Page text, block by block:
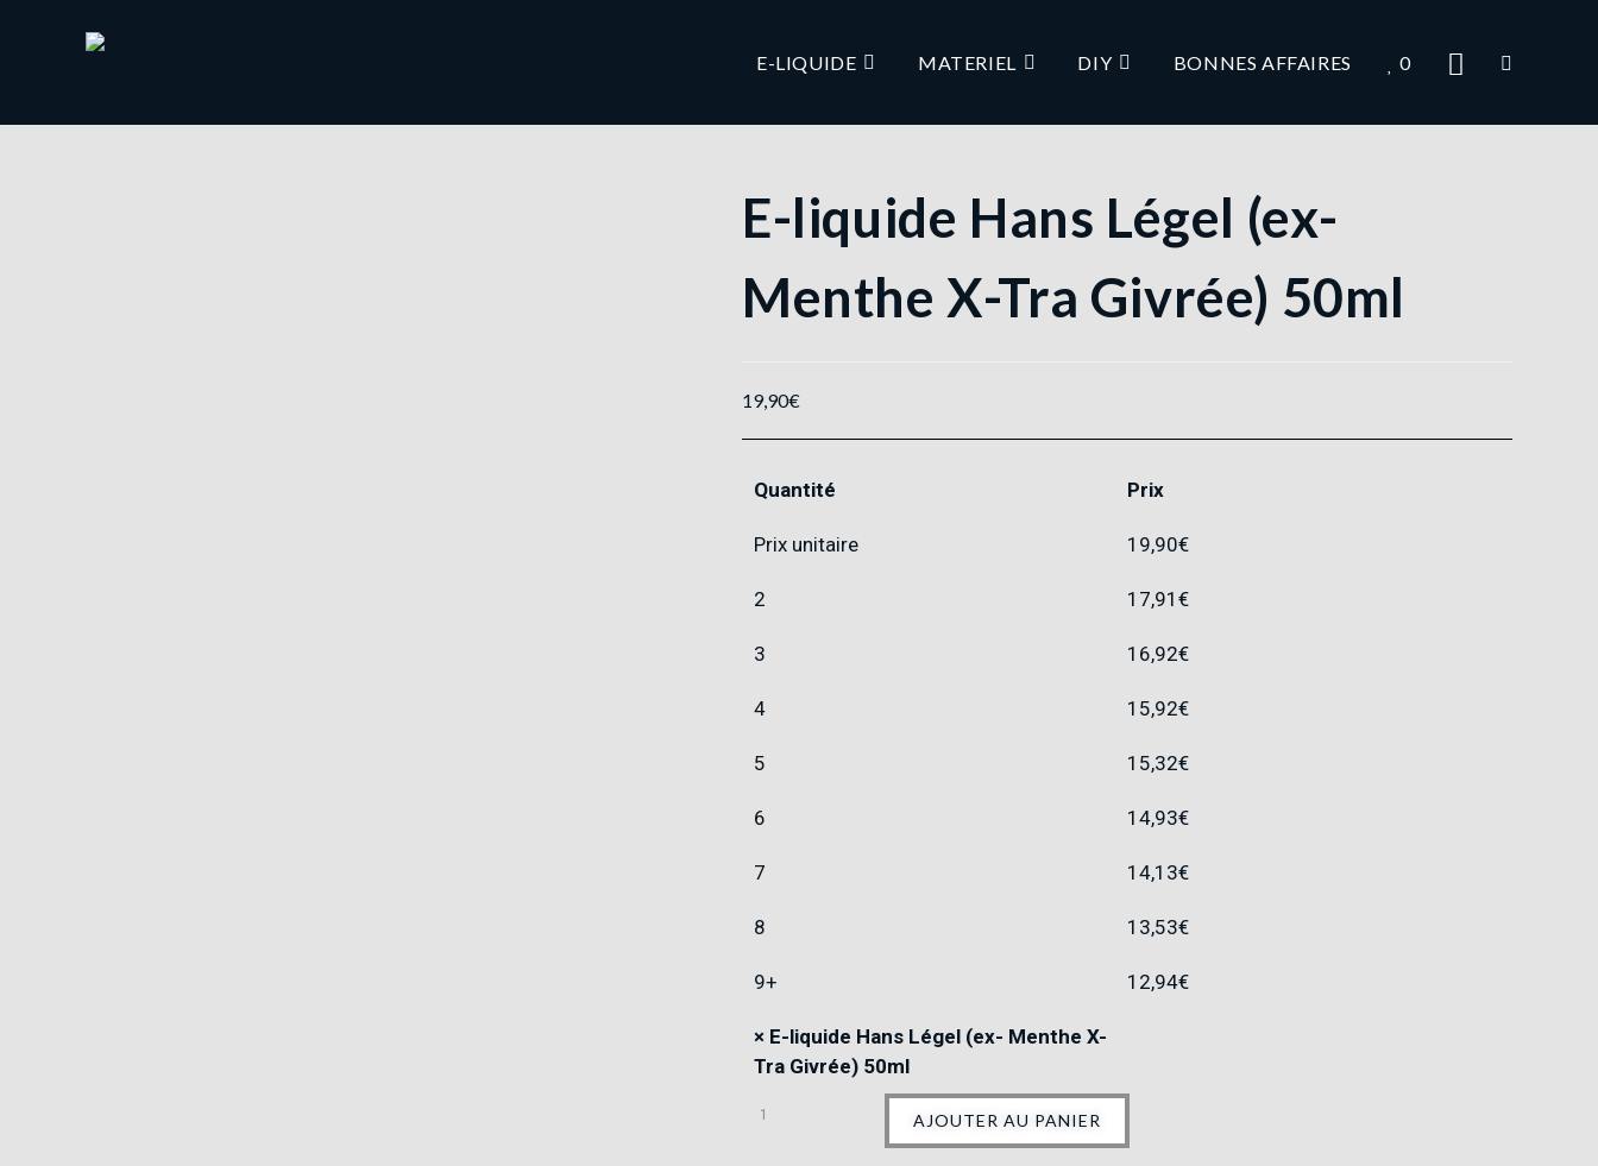
E-LIQUIDE MATERIEL DIY BONNES AFFAIRES 0
E-liquide Hans Légel (ex-
Menthe X-Tra Givrée) 50ml
19,90€
Quantité Prix
Prix unitaire 19,90€
2 17,91 €
3 16,92€
4 15,92€
5 15,32€
6 14,93€
7 14,13€
8 13,53€
9+ 12,94€
× E-liquide Hans Légel (ex- Menthe X-
Tra Givrée) 50ml
AJOUTER AU PANIER